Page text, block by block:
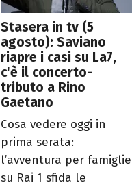
Stasera in tv (5
agosto): Saviano
riapre i casi su La7,
c'è il concerto-
tributo a Rino
Gaetano
Cosa vedere oggi in
prima serata:
l’avventura per famiglie
su Rai 1 sfida le